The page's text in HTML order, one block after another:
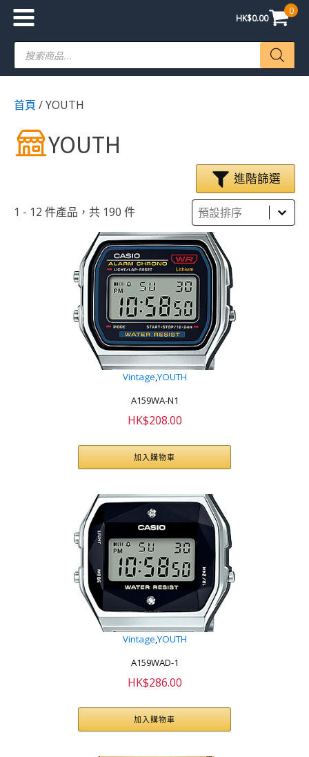
HK$0.00
0
Products
search
首頁 / YOUTH
YOUTH
進階篩選
1 - 12 件產品，共 190 件 Sort
Sort content
Sort content
Vintage YOUTH
A159WA-N1
HK$208.00
加入購物車
Vintage YOUTH
A159WAD-1
HK$286.00
加入購物車